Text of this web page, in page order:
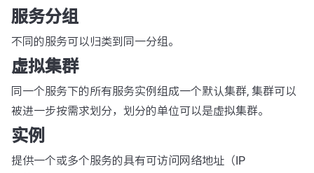
服务分组
不同的服务可以归类到同一分组。
虚拟集群
同一个服务下的所有服务实例组成一个默认集群, 集群可以
被进一步按需求划分，划分的单位可以是虚拟集群。
实例
提供一个或多个服务的具有可访问网络地址（IP